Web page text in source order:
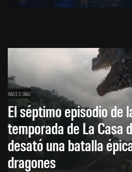
HACE 3 DÍAS
El séptimo episodio de
temporada de La Casa
desató una batalla
dragones